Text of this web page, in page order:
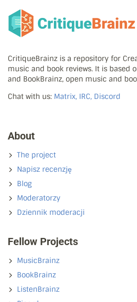
CritiqueBrainz is a repository for
music and book reviews. It is based
and BookBrainz, open music and
Chat with us: Matrix, IRC, Discord
About
The project
Napisz recenzję
Blog
Moderatorzy
Dziennik moderacji
Fellow Projects
MusicBrainz
BookBrainz
ListenBrainz